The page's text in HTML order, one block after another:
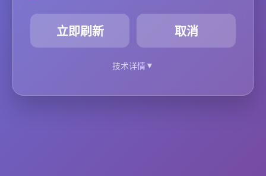
立即刷新 取消
技术详情▼